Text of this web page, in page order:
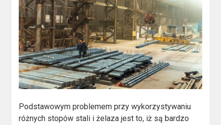
Podstawowym problemem przy wykorzystywaniu
różnych stopów stali i żelaza jest to, iż są bardzo